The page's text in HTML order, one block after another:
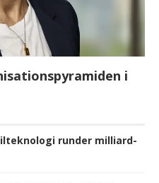
i
runder milliard-